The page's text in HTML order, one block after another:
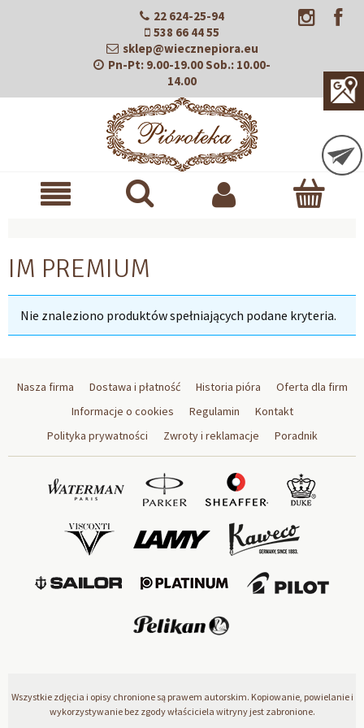
22 624-25-94
538 66 44 55
sklep@wiecznepiora.eu
Pn-Pt: 9.00-19.00Sob.: 10.00-
14.00
IM PREMIUM
Nie znaleziono produktów spełniających podane kryteria.
Nasza firma Dostawa i płatność Historia pióra
Oferta dla firm
Informacje o cookies
Regulamin
Kontakt
Polityka prywatności
Zwroty i reklamacje Poradnik
Wszystkie zdjęcia i opisy chronione są prawem autorskim. Kopiowanie, powielanie i
wykorzystywanie bez zgody właściciela witryny jest zabronione.